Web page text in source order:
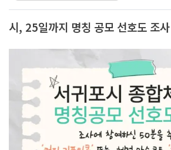
시, 25일까지 명칭 공모 선호도 조